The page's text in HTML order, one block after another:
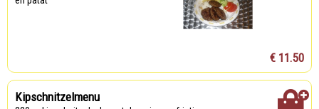
€ 11.50
Kipschnitzelmenu